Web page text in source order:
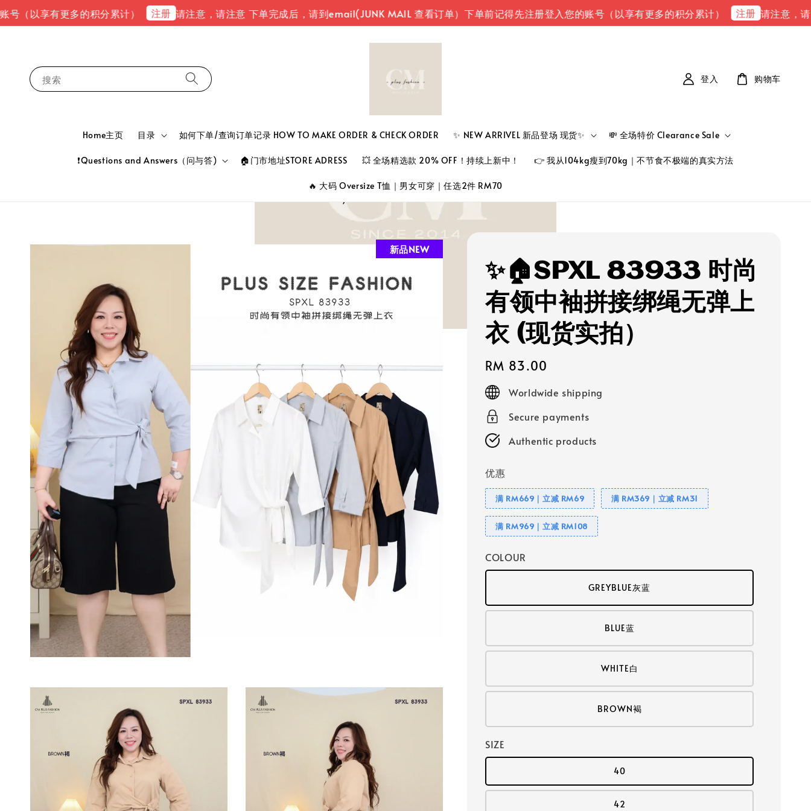
享有更多的积分累计） 注册 请注意，请注意 下单完成后，请到email(JUNK MAIL 查看订单）下单前记得先注册登入您的账号（以享有更多的积分累计） 注册 请注意，请注意
搜索
Home主页 目录 如何下单/查询订单记录 HOW TO MAKE ORDER & CHECK ORDER ✨ NEW ARRIVEL 新品登场 现货✨ 💸 全场特价 Clearance Sale
❗Questions and Answers（问与答) 🏠门市地址STORE ADRESS 💥 全场精选款 20% OFF！持续上新中！ 👉 我从104kg瘦到70kg｜不节食不极端的真实方法
🔥 大码 Oversize T恤｜男女可穿｜任选2件 RM70
登入 购物车
新品NEW
✨🏠SPXL 83933 时尚
有领中袖拼接绑绳无弹上
衣 (现货实拍）
Regular
price
RM 83.00
Worldwide shipping
Secure payments
Authentic products
优惠
满 RM669｜立减 RM69 满 RM369｜立减 RM31
满 RM969｜立减 RM108
COLOUR
GREYBLUE灰蓝
BLUE蓝
WHITE白
BROWN褐
SIZE
40
42